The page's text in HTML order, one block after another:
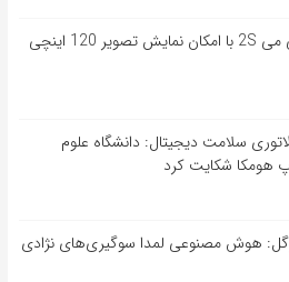
پروژکتور شیائومی می 2S با امکان نمایش تصویر 120 اینچی
سلامت دیجیتال: دانشگاه علوم
هومکا شکایت کرد
هوش مصنوعی لمدا سوگیری‌های نژادی